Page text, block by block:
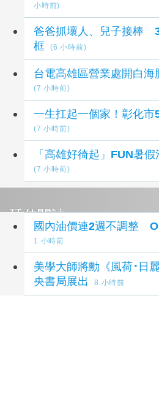
小時前)
爸爸抓壞人、兒子接棒
框
(6 小時前)
台電高雄區營業處開白
(7 小時前)
一生扛起一個家！彰化
(7 小時前)
「高雄好徛起」FUN暑
(7 小時前)
延伸閱讀
國內油價連2週不調整
1 小時前
美學大師將勳《風荷･日
央書局展出
8 小時前